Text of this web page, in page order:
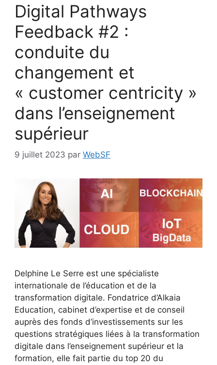
Digital Pathways
Feedback #2 :
conduite du
changement et
« customer centricity »
dans l’enseignement
supérieur
9 juillet 2023 par WebSF
Delphine Le Serre est une spécialiste
internationale de l’éducation et de la
transformation digitale. Fondatrice d’Alkaia
Education, cabinet d’expertise et de conseil
auprès des fonds d’investissements sur les
questions stratégiques liées à la transformation
digitale dans l’enseignement supérieur et la
formation, elle fait partie du top 20 du